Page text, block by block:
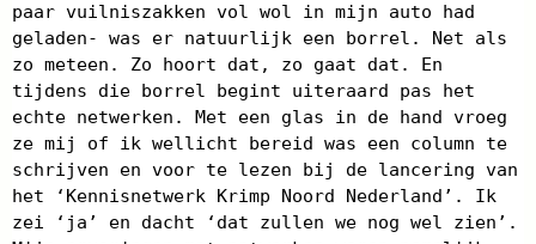
paar vuilniszakken vol wol in mijn auto had
geladen- was er natuurlijk een borrel. Net als
zo meteen. Zo hoort dat, zo gaat dat. En
tijdens die borrel begint uiteraard pas het
echte netwerken. Met een glas in de hand vroeg
ze mij of ik wellicht bereid was een column te
schrijven en voor te lezen bij de lancering van
het ‘Kennisnetwerk Krimp Noord Nederland’. Ik
zei ‘ja’ en dacht ‘dat zullen we nog wel zien’.